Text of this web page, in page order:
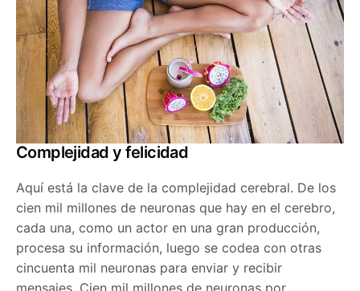
Complejidad y felicidad
Aquí está la clave de la complejidad cerebral. De los
cien mil millones de neuronas que hay en el cerebro,
cada una, como un actor en una gran producción,
procesa su información, luego se codea con otras
cincuenta mil neuronas para enviar y recibir
mensajes. Cien mil millones de neuronas por